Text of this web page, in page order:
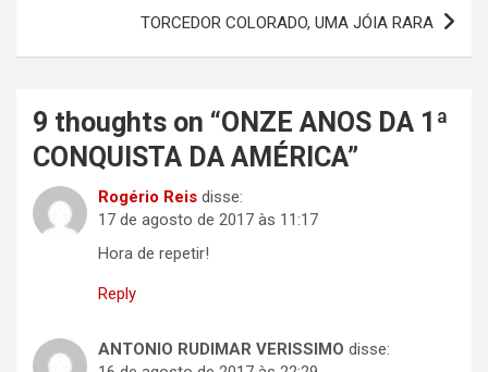
TORCEDOR COLORADO, UMA JÓIA RARA
9 thoughts on “ONZE ANOS DA 1ª
CONQUISTA DA AMÉRICA”
Rogério Reis disse:
17 de agosto de 2017 às 11:17
Hora de repetir!
Reply
ANTONIO RUDIMAR VERISSIMO disse: